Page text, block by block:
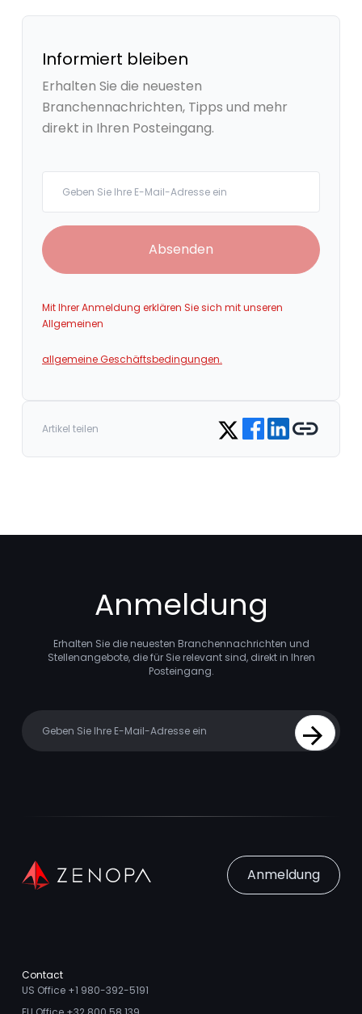
Informiert bleiben
Erhalten Sie die neuesten
Branchennachrichten, Tipps und mehr
direkt in Ihren Posteingang.
Absenden
Mit Ihrer Anmeldung erklären Sie sich mit unseren
Allgemeinen
allgemeine Geschäftsbedingungen.
Artikel teilen Share on Twitter
Share on Facebook
Share on LinkedIn
Copy link
Anmeldung
Erhalten Sie die neuesten Branchennachrichten und
Stellenangebote, die für Sie relevant sind, direkt in Ihren
Posteingang.
Sign Up
Anmeldung
Contact
US Office +1 980-392-5191